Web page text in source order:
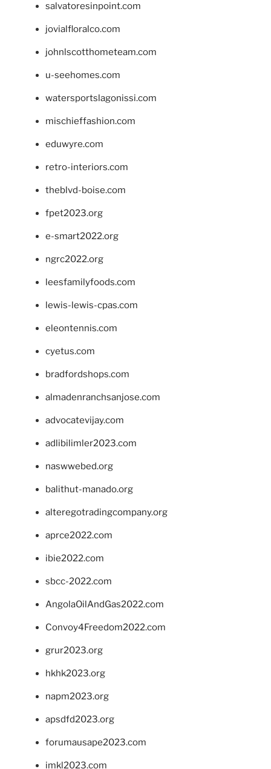
salvatoresinpoint.com
jovialfloralco.com
johnlscotthometeam.com
u-seehomes.com
watersportslagonissi.com
mischieffashion.com
eduwyre.com
retro-interiors.com
theblvd-boise.com
fpet2023.org
e-smart2022.org
ngrc2022.org
leesfamilyfoods.com
lewis-lewis-cpas.com
eleontennis.com
cyetus.com
bradfordshops.com
almadenranchsanjose.com
advocatevijay.com
adlibilimler2023.com
naswwebed.org
balithut-manado.org
alteregotradingcompany.org
aprce2022.com
ibie2022.com
sbcc-2022.com
AngolaOilAndGas2022.com
Convoy4Freedom2022.com
grur2023.org
hkhk2023.org
napm2023.org
apsdfd2023.org
forumausape2023.com
imkl2023.com